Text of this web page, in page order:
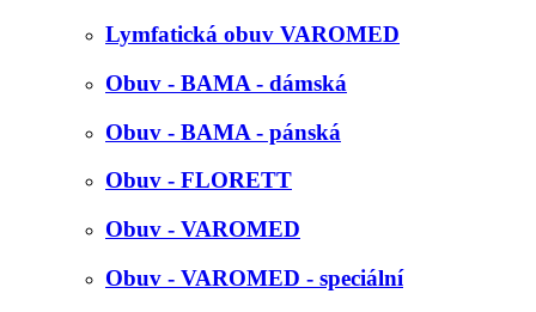
Lymfatická obuv VAROMED
Obuv - BAMA - dámská
Obuv - BAMA - pánská
Obuv - FLORETT
Obuv - VAROMED
Obuv - VAROMED - speciální